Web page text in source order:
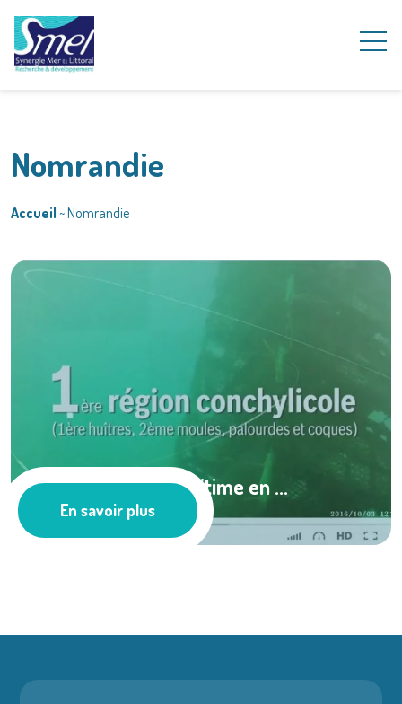
Nomrandie
Accueil ~Nomrandie
La Normandie maritime en ...
Les actus
En savoir plus